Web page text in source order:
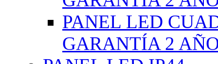
PANEL LED
GARANTÍA 2